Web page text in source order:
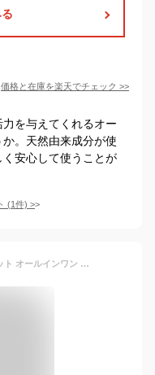
価格と在庫を楽天でチェック >>
を与えてくれるオー
。天然由来成分が使
安心して使うことが
(1件) >
【100円OFFクーポン】ナイスショット オールインワン 美容 ジェル 100ml niceshot（スキンケア 保湿 ゴルフ ミドル シニア エイジング メンズ 化粧水 乳液 美容液 アウトドア コスメ 男性 距離 ゴルフ場）【ポイント5倍/送料無料】【9/4】【海外×】